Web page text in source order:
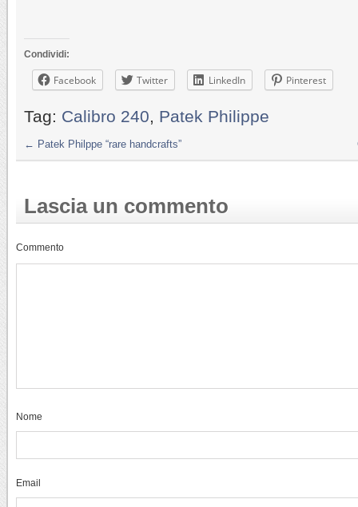
Condividi:
Facebook Twitter LinkedIn Pinterest
Tag: Calibro 240 Patek Philippe
← Patek Philppe “rare handcrafts”
Lascia un commento
Commento
Nome
Email